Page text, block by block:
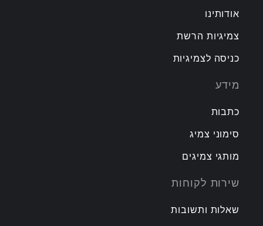
אודותינו
צמיגיות הרשת
כניסה לצמיגיות
מידע
כתבות
סימוני צמיג
מותגי צמיגים
שירות לקוחות
שאלות ותשובות